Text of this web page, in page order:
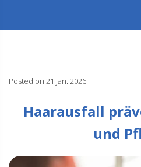
Posted on 21 Jan. 2026
Haarausfall
und